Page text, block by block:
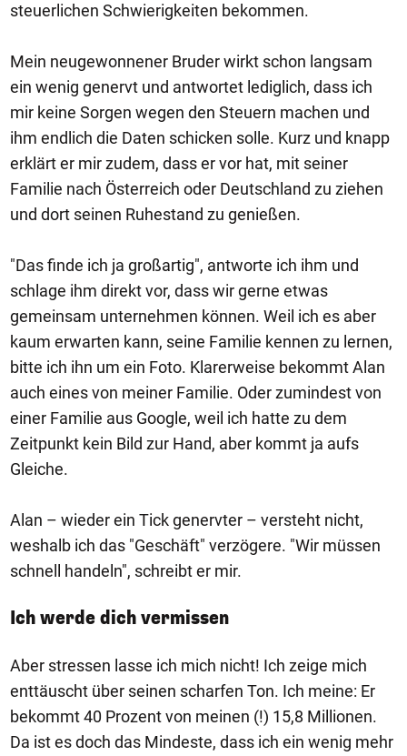
steuerlichen Schwierigkeiten bekommen.
Mein neugewonnener Bruder wirkt schon langsam
ein wenig genervt und antwortet lediglich, dass ich
mir keine Sorgen wegen den Steuern machen und
ihm endlich die Daten schicken solle. Kurz und knapp
erklärt er mir zudem, dass er vor hat, mit seiner
Familie nach Österreich oder Deutschland zu ziehen
und dort seinen Ruhestand zu genießen.
"Das finde ich ja großartig", antworte ich ihm und
schlage ihm direkt vor, dass wir gerne etwas
gemeinsam unternehmen können. Weil ich es aber
kaum erwarten kann, seine Familie kennen zu lernen,
bitte ich ihn um ein Foto. Klarerweise bekommt Alan
auch eines von meiner Familie. Oder zumindest von
einer Familie aus Google, weil ich hatte zu dem
Zeitpunkt kein Bild zur Hand, aber kommt ja aufs
Gleiche.
Alan – wieder ein Tick genervter – versteht nicht,
weshalb ich das "Geschäft" verzögere. "Wir müssen
schnell handeln", schreibt er mir.
Ich werde dich vermissen
Aber stressen lasse ich mich nicht! Ich zeige mich
enttäuscht über seinen scharfen Ton. Ich meine: Er
bekommt 40 Prozent von meinen (!) 15,8 Millionen.
Da ist es doch das Mindeste, dass ich ein wenig mehr